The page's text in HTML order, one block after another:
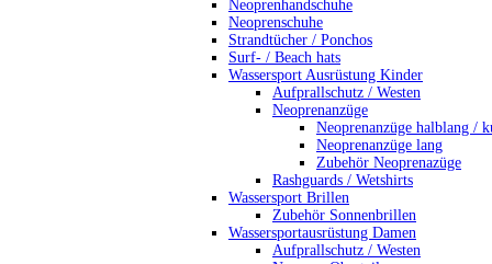
Neoprenhandschuhe
Neoprenschuhe
Strandtücher / Ponchos
Surf- / Beach hats
Wassersport Ausrüstung Kinder
Aufprallschutz / Westen
Neoprenanzüge
Neoprenanzüge halblang /
Neoprenanzüge lang
Zubehör Neoprenazüge
Rashguards / Wetshirts
Wassersport Brillen
Zubehör Sonnenbrillen
Wassersportausrüstung Damen
Aufprallschutz / Westen